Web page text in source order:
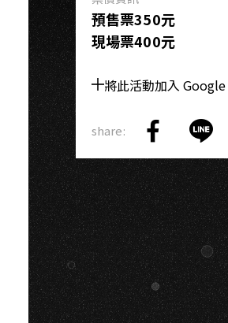
預售票350元
現場票400元
將此活動加入
share:
on
Facebook
on
LINE
Copy
Link